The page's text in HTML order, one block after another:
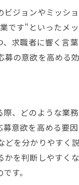
ジョンやミッシ
です"といったメ
求職者に響く言
の意欲を高める効
、どのような業
意欲を高める要
を分かりやすく
を判断しやすく
す。